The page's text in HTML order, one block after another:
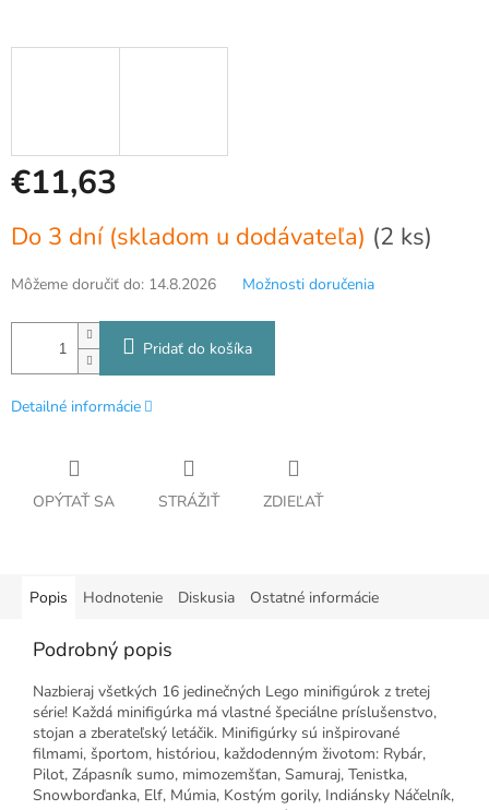
€11,63
cena:
Do 3 dní (skladom u dodávateľa) (2 ks)
Môžeme doručiť do: 14.8.2026 Možnosti doručenia
Pridať do košíka
Detailné informácie
OPÝTAŤ SA STRÁŽIŤ ZDIEĽAŤ
Popis Hodnotenie Diskusia Ostatné informácie
Podrobný popis
Nazbieraj všetkých 16 jedinečných Lego minifigúrok z tretej
série! Každá minifigúrka má vlastné špeciálne príslušenstvo,
stojan a zberateľský letáčik. Minifigúrky sú inšpirované
filmami, športom, históriou, každodenným životom: Rybár,
Pilot, Zápasník sumo, mimozemšťan, Samuraj, Tenistka,
Snowborďanka, Elf, Múmia, Kostým gorily, Indiánsky Náčelník,